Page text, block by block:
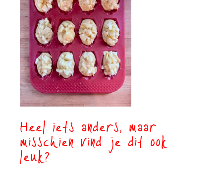
Heel iets anders, maar
misschien vind je dit ook
leuk?